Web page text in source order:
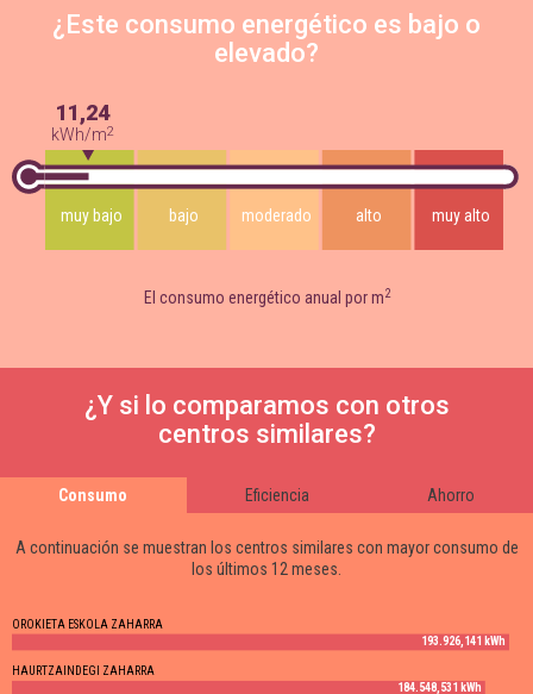
¿Este consumo energético es bajo o
elevado?
muy bajo bajo moderado alto muy alto
11,24
kWh/m2
El consumo energético anual por m2
¿Y si lo comparamos con otros
centros similares?
Consumo Eficiencia Ahorro
A continuación se muestran los centros similares con mayor consumo de
los últimos 12 meses.
193.926,141 kWh
184.548,531 kWh
OROKIETA ESKOLA ZAHARRA
HAURTZAINDEGI ZAHARRA